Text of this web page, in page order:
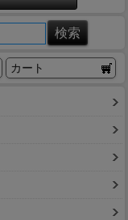
カート